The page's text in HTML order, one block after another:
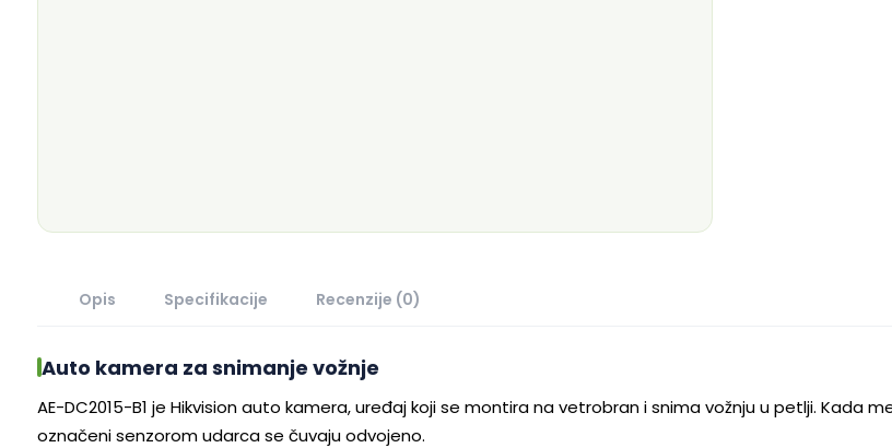
Opis Specifikacije Recenzije (0)
Auto kamera za snimanje vožnje
AE-DC2015-B1 je Hikvision auto kamera, uređaj koji se montira na vetrobran i snima vožnju u petlji. Kada
označeni senzorom udarca se čuvaju odvojeno.